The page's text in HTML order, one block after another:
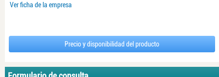
Ver ficha de la empresa
Precio y disponibilidad del producto